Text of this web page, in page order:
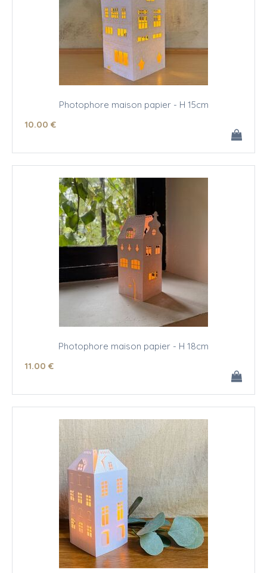
Photophore maison papier - H 15cm
10.00 €
Photophore maison papier - H 18cm
11.00 €